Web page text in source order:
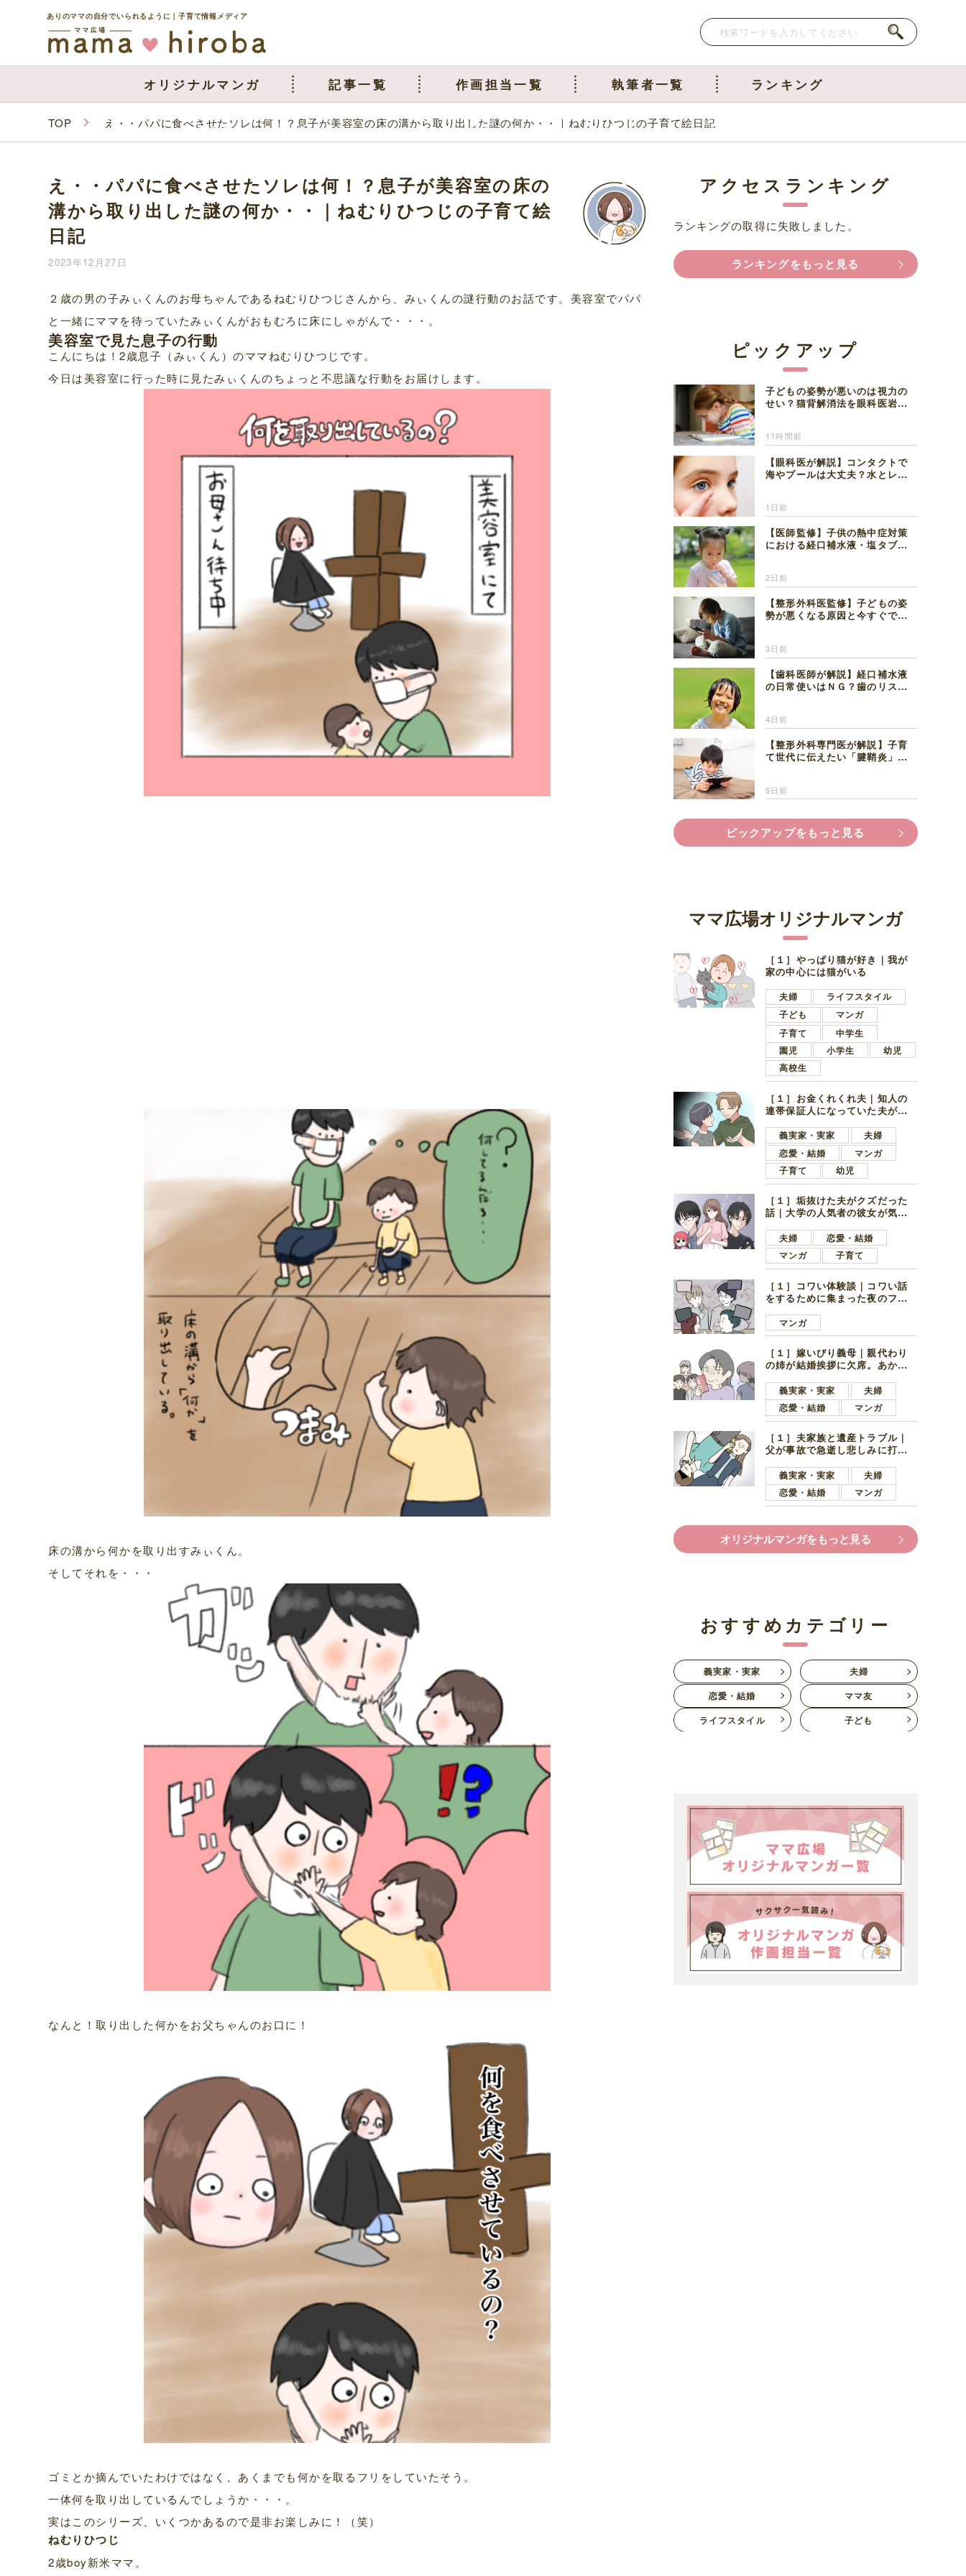
ありのママの自分でいられるように｜子育て情報メディア
オリジナルマンガ 記事一覧 作画担当一覧 執筆者一覧 ランキング
TOP え・・パパに食べさせたソレは何！？息子が美容室の床の溝から取り出した謎の何か・・｜ねむりひつじの子育て絵日記
え・・パパに食べさせたソレは何！？息子が美容室の床の
溝から取り出した謎の何か・・｜ねむりひつじの子育て絵
日記
2023年12月27日
２歳の男の子みぃくんのお母ちゃんであるねむりひつじさんから、みぃくんの謎行動のお話です。美容室でパパ
と一緒にママを待っていたみぃくんがおもむろに床にしゃがんで・・・。
美容室で見た息子の行動
こんにちは！2歳息子（みぃくん）のママねむりひつじです。
今日は美容室に行った時に見たみぃくんのちょっと不思議な行動をお届けします。
床の溝から何かを取り出すみぃくん。
そしてそれを・・・
なんと！取り出した何かをお父ちゃんのお口に！
ゴミとか摘んでいたわけではなく、あくまでも何かを取るフリをしていたそう。
一体何を取り出しているんでしょうか・・・。
実はこのシリーズ、いくつかあるので是非お楽しみに！（笑）
ねむりひつじ
2歳boy新米ママ。
アクセスランキング
ランキングの取得に失敗しました。
ランキングをもっと見る
ピックアップ
子どもの姿勢が悪いのは視力の
せい？猫背解消法を眼科医岩見
11時間前
【眼科医が解説】コンタクトで
海やプールは大丈夫？水とレン
1日前
【医師監修】子供の熱中症対策
における経口補水液・塩タブレ
2日前
【整形外科医監修】子どもの姿
勢が悪くなる原因と今すぐでき
3日前
【歯科医師が解説】経口補水液
の日常使いはＮＧ？歯のリスク
4日前
【整形外科専門医が解説】子育
て世代に伝えたい「腱鞘炎」の
5日前
ピックアップをもっと見る
ママ広場オリジナルマンガ
［１］やっぱり猫が好き｜我が
家の中心には猫がいる
夫婦
ライフスタイル
子ども
マンガ
子育て
中学生
園児
小学生
幼児
高校生
［１］お金くれくれ夫｜知人の
連帯保証人になっていた夫が家
言ってきた
義実家・実家
夫婦
恋愛・結婚
マンガ
子育て
幼児
［１］垢抜けた夫がクズだった
話｜大学の人気者の彼女が気に
子学生
夫婦
恋愛・結婚
マンガ
子育て
［１］コワい体験談｜コワい話
をするために集まった夜のファ
好きの男の子ママ
マンガ
［１］嫁いびり義母｜親代わり
の姉が結婚挨拶に欠席。あから
義実家・実家
夫婦
恋愛・結婚
マンガ
［１］夫家族と遺産トラブル｜
父が事故で急逝し悲しみに打ち
ます夫
義実家・実家
夫婦
恋愛・結婚
マンガ
オリジナルマンガをもっと見る
おすすめカテゴリー
義実家・実家
夫婦
恋愛・結婚
ママ友
ライフスタイル
子ども